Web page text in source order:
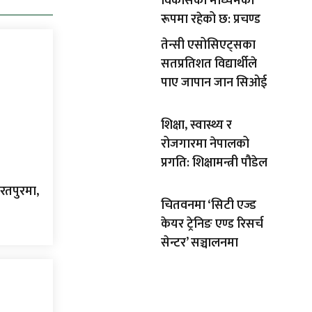
रूपमा रहेको छ: प्रचण्ड
तेन्सी एसोसिएट्सका
सतप्रतिशत विद्यार्थीले
पाए जापान जान सिओई
शिक्षा, स्वास्थ्य र
रोजगारमा नेपालको
प्रगति: शिक्षामन्त्री पौडेल
चितवनमा ‘सिटी एज्ड
केयर ट्रेनिङ एण्ड रिसर्च
सेन्टर’ सञ्चालनमा